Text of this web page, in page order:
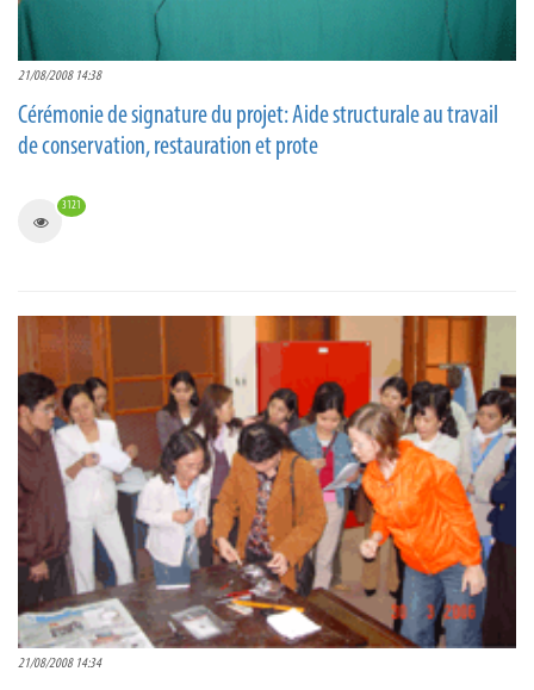
21/08/2008 14:38
Cérémonie de signature du projet: Aide structurale au travail
de conservation, restauration et prote
3121
21/08/2008 14:34